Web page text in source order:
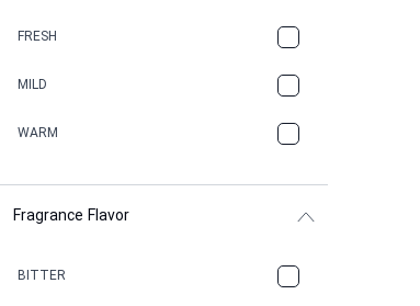
BALSAMIC
BBQ
BEESWAX
CACAO
CAMPHOR
FRESH
MILD
WARM
Fragrance Flavor
BITTER